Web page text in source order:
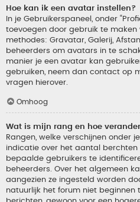
Hoe kan ik een avatar instellen?
In je Gebruikerspaneel, onder
toevoegen door gebruik te
methodes: Gravatar, Galerij,
beheerders om avatars in te
manier je een avatar kan
gebruiken, neem dan contact op
vragen hierover.
Omhoog
Wat is mijn rang en hoe
Rangen, welke verschijnen onder
indicatie over het aantal
bepaalde gebruikers te
beheerders. Over het algemeen
aangezien ze ingesteld worden
natuurlijk het forum niet beginnen